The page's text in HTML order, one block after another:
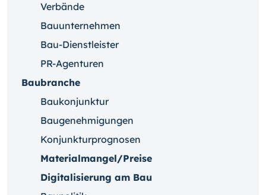
Verbände
Bauunternehmen
Bau-Dienstleister
PR-Agenturen
Baubranche
Baukonjunktur
Baugenehmigungen
Konjunkturprognosen
Materialmangel/Preise
Digitalisierung am Bau